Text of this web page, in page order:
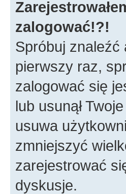
zalogować!?!
Spróbuj znaleźć
pierwszy raz,
zalogować się
lub usunął
usuwa
zmniejszyć
zarejestrować
dyskusje.